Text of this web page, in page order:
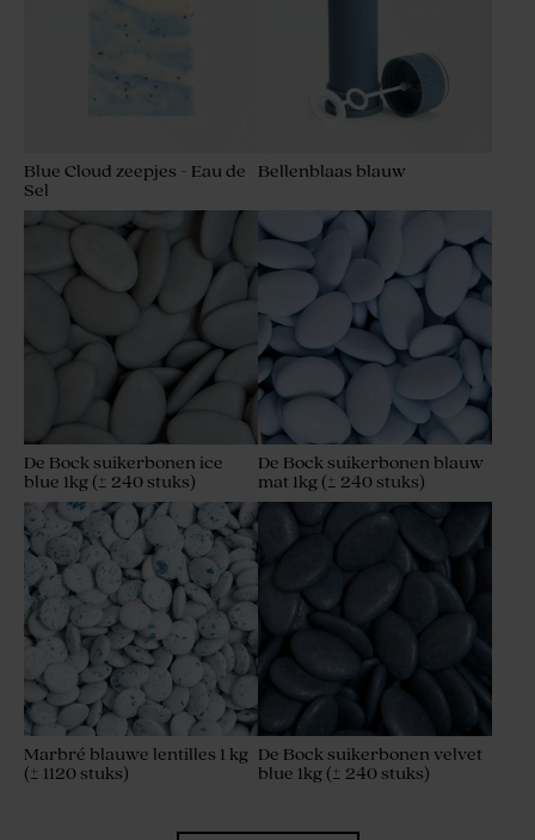
Blue Cloud zeepjes - Eau de
Sel
Bellenblaas blauw
De Bock suikerbonen ice
blue 1kg (± 240 stuks)
De Bock suikerbonen blauw
mat 1kg (± 240 stuks)
Marbré blauwe lentilles 1 kg
(± 1120 stuks)
De Bock suikerbonen velvet
blue 1kg (± 240 stuks)